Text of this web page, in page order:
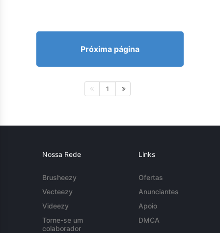
Próxima página
1
Nossa Rede
Brusheezy
Vecteezy
Videezy
Torne-se um
colaborador
Links
Ofertas
Anunciantes
Apoio
DMCA